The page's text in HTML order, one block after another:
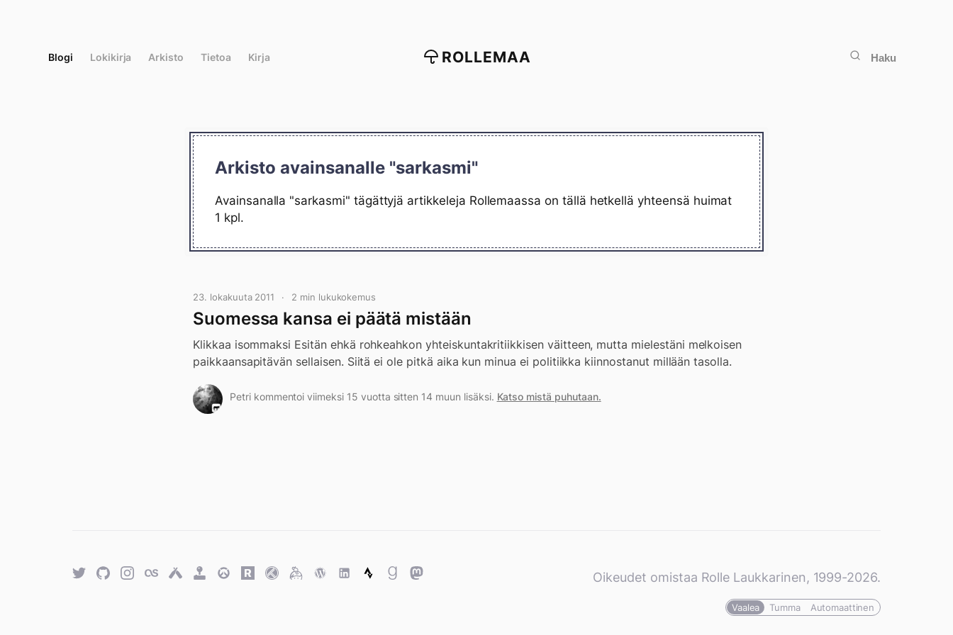
Blogi Lokikirja Arkisto Tietoa Kirja ROLLEMAA Haku
Arkisto avainsanalle "sarkasmi"
Avainsanalla "sarkasmi" tägättyjä artikkeleja Rollemaassa on tällä hetkellä yhteensä huimat
1 kpl.
23. lokakuuta 2011 2 min lukukokemus
Suomessa kansa ei päätä mistään
Klikkaa isommaksi Esitän ehkä rohkeahkon yhteiskuntakritiikkisen väitteen, mutta mielestäni melkoisen
paikkaansapitävän sellaisen. Siitä ei ole pitkä aika kun minua ei politiikka kiinnostanut millään tasolla.
Petri kommentoi viimeksi 15 vuotta sitten 14 muun lisäksi. Katso mistä puhutaan.
TwitterGitHubTwitterLast.fmUntappd
RetroOverwatch
Rawg.ioTraktKeybaseWordPress
WordPress
StravaGoodreads
Mastodon Oikeudet omistaa Rolle Laukkarinen, 1999-2026.
Vaalea Tumma Automaattinen